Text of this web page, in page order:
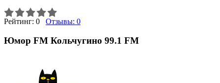
Рейтинг: 0 Отзывы: 0
Юмор FM Кольчугино 99.1 FM